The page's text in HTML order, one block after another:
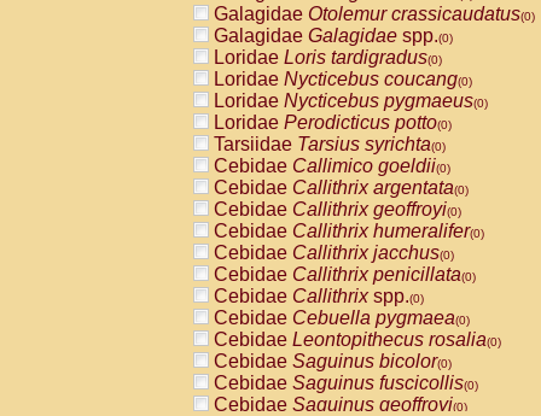
Galagidae Otolemur crassicaudatus(0)
Galagidae Galagidae spp.(0)
Loridae Loris tardigradus(0)
Loridae Nycticebus coucang(0)
Loridae Nycticebus pygmaeus(0)
Loridae Perodicticus potto(0)
Tarsiidae Tarsius syrichta(0)
Cebidae Callimico goeldii(0)
Cebidae Callithrix argentata(0)
Cebidae Callithrix geoffroyi(0)
Cebidae Callithrix humeralifer(0)
Cebidae Callithrix jacchus(0)
Cebidae Callithrix penicillata(0)
Cebidae Callithrixspp.(0)
Cebidae Cebuella pygmaea(0)
Cebidae Leontopithecus rosalia(0)
Cebidae Saguinus bicolor(0)
Cebidae Saguinus fuscicollis(0)
Cebidae Saguinus geoffroyi(0)